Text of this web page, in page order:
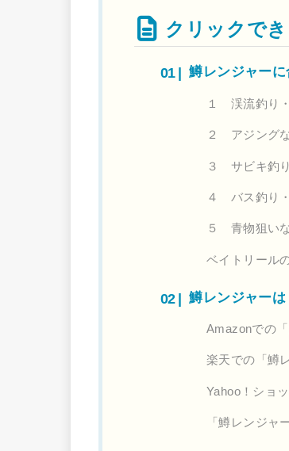
クリックで
鱒レンジャー
１ 渓流釣り
２ アジング
３ サビキ釣
４ バス釣り
５ 青物狙い
ベイトリール
鱒レンジャー
Amazonでの
楽天での「鱒
Yahoo！ショ
「鱒レンジャ